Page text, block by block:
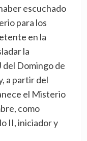
escuchado
para los
en la
la
del Domingo de
a partir del
el Misterio
como
II, iniciador y